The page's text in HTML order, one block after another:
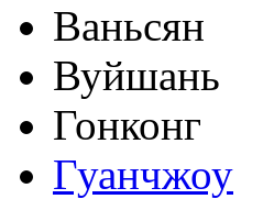
Ваньсян
Вуйшань
Гонконг
Гуанчжоу